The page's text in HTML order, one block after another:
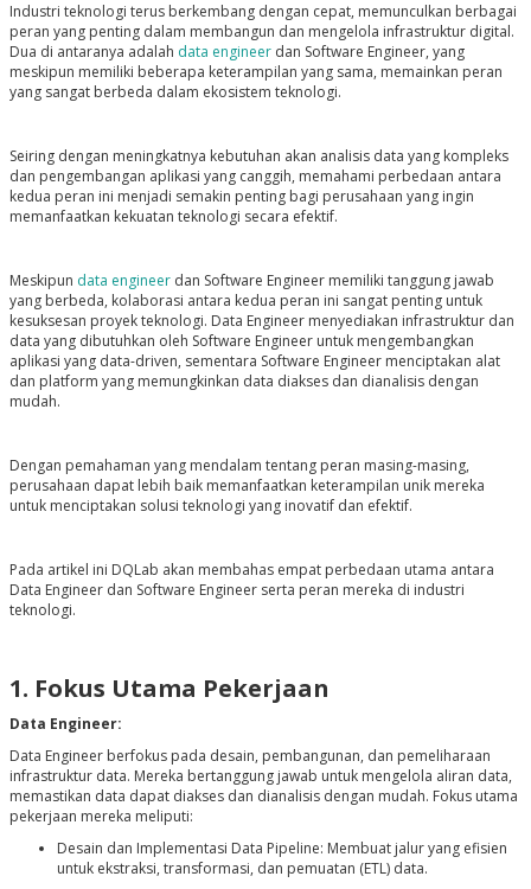
Industri teknologi terus berkembang dengan cepat, memunculkan berbagai
peran yang penting dalam membangun dan mengelola infrastruktur digital.
Dua di antaranya adalah data engineerdan Software Engineer, yang
meskipun memiliki beberapa keterampilan yang sama, memainkan peran
yang sangat berbeda dalam ekosistem teknologi.
Seiring dengan meningkatnya kebutuhan akan analisis data yang kompleks
dan pengembangan aplikasi yang canggih, memahami perbedaan antara
kedua peran ini menjadi semakin penting bagi perusahaan yang ingin
memanfaatkan kekuatan teknologi secara efektif.
Meskipun data engineerdan Software Engineer memiliki tanggung jawab
yang berbeda, kolaborasi antara kedua peran ini sangat penting untuk
kesuksesan proyek teknologi. Data Engineer menyediakan infrastruktur dan
data yang dibutuhkan oleh Software Engineer untuk mengembangkan
aplikasi yang data-driven, sementara Software Engineer menciptakan alat
dan platform yang memungkinkan data diakses dan dianalisis dengan
mudah.
Dengan pemahaman yang mendalam tentang peran masing-masing,
perusahaan dapat lebih baik memanfaatkan keterampilan unik mereka
untuk menciptakan solusi teknologi yang inovatif dan efektif.
Pada artikel ini DQLab akan membahas empat perbedaan utama antara
Data Engineer dan Software Engineer serta peran mereka di industri
teknologi.
1. Fokus Utama Pekerjaan
Data Engineer:
Data Engineer berfokus pada desain, pembangunan, dan pemeliharaan
infrastruktur data. Mereka bertanggung jawab untuk mengelola aliran data,
memastikan data dapat diakses dan dianalisis dengan mudah. Fokus utama
pekerjaan mereka meliputi:
Desain dan Implementasi Data Pipeline: Membuat jalur yang efisien
untuk ekstraksi, transformasi, dan pemuatan (ETL) data.